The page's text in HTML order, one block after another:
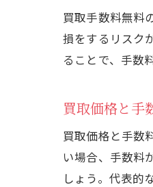
買取手数料無料
損をするリスク
ることで、手数
買取価格と手
買取価格と手数
い場合、手数料
しょう。代表的